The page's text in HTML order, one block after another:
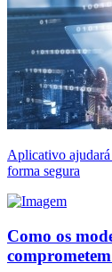
Aplicativo ajudará
forma segura
Como os